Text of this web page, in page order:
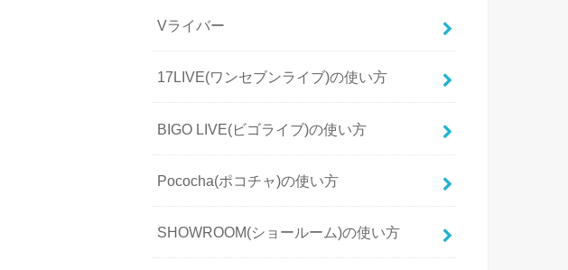
Vライバー
17LIVE(ワンセブンライブ)の使い方
BIGO LIVE(ビゴライブ)の使い方
Pococha(ポコチャ)の使い方
SHOWROOM(ショールーム)の使い方